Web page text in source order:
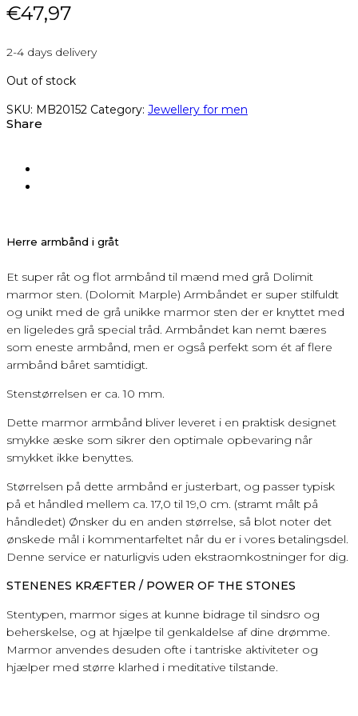
€47,97
2-4 days delivery
Out of stock
SKU: MB20152 Category: Jewellery for men
Share
Herre armbånd i gråt
Et super råt og flot armbånd til mænd med grå Dolimit
marmor sten. (Dolomit Marple) Armbåndet er super stilfuldt
og unikt med de grå unikke marmor sten der er knyttet med
en ligeledes grå special tråd. Armbåndet kan nemt bæres
som eneste armbånd, men er også perfekt som ét af flere
armbånd båret samtidigt.
Stenstørrelsen er ca. 10 mm.
Dette marmor armbånd bliver leveret i en praktisk designet
smykke æske som sikrer den optimale opbevaring når
smykket ikke benyttes.
Størrelsen på dette armbånd er justerbart, og passer typisk
på et håndled mellem ca. 17,0 til 19,0 cm. (stramt målt på
håndledet) Ønsker du en anden størrelse, så blot noter det
ønskede mål i kommentarfeltet når du er i vores betalingsdel.
Denne service er naturligvis uden ekstraomkostninger for dig.
STENENES KRÆFTER / POWER OF THE STONES
Stentypen, marmor siges at kunne bidrage til sindsro og
beherskelse, og at hjælpe til genkaldelse af dine drømme.
Marmor anvendes desuden ofte i tantriske aktiviteter og
hjælper med større klarhed i meditative tilstande.